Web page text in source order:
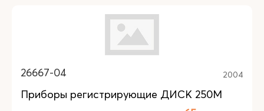
26667-04 2004
Приборы регистрирующие ДИСК 250М